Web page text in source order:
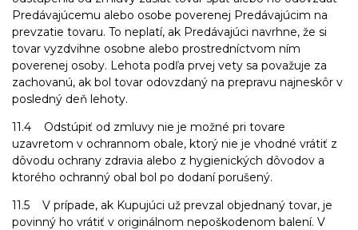
Predávajúcemu alebo osobe poverenej Predávajúcim na
prevzatie tovaru. To neplatí, ak Predávajúci navrhne, že si
tovar vyzdvihne osobne alebo prostredníctvom ním
poverenej osoby. Lehota podľa prvej vety sa považuje za
zachovanú, ak bol tovar odovzdaný na prepravu najneskôr v
posledný deň lehoty.
11.4 Odstúpiť od zmluvy nie je možné pri tovare
uzavretom v ochrannom obale, ktorý nie je vhodné vrátiť z
dôvodu ochrany zdravia alebo z hygienických dôvodov a
ktorého ochranný obal bol po dodaní porušený.
11.5 V prípade, ak Kupujúci už prevzal objednaný tovar, je
povinný ho vrátiť v originálnom nepoškodenom balení. V